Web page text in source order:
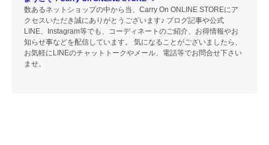
数あるネットショップの中から当、Carry On ONLINE STOREにア
クセスいただき誠にありがとうございます♪ ブログ記事や公式
LINE、Instagram等でも、コーディネートのご紹介、お得情報やお
知らせ事などを配信しています。 気になることがございましたら、
お気軽にLINEのチャットトークやメール、電話等でお問合せ下さい
ませ。